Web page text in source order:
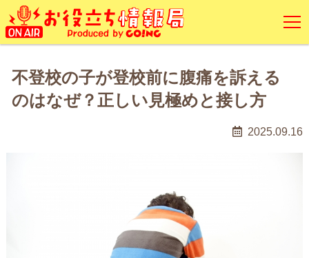
不登校の子が登校前に腹痛を訴える
のはなぜ？正しい見極めと接し方
2025.09.16